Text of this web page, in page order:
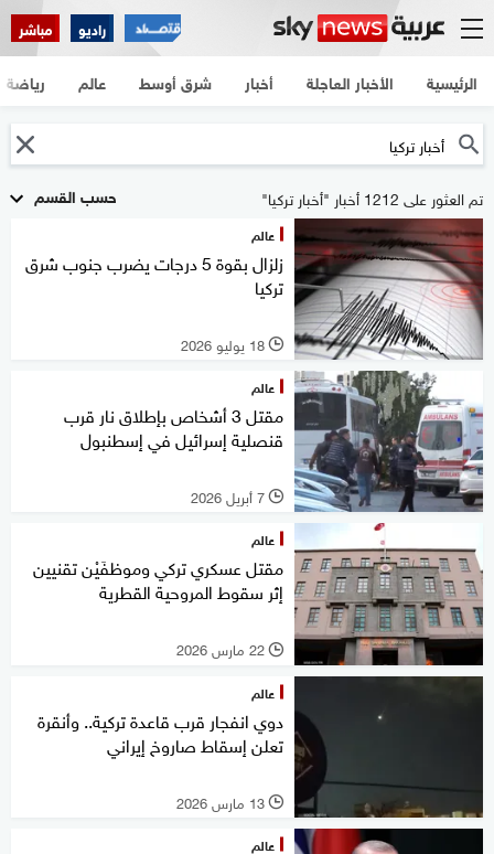
راديو مباشر
الرئيسية الأخبار العاجلة أخبار شرق أوسط عالم رياضة
حسب القسم تم العثور على 1212 أخبار "أخبار تركيا"
عالم
زلزال بقوة 5 درجات يضرب جنوب شرق
تركيا
l 18 يوليو 2026
عالم
مقتل 3 أشخاص بإطلاق نار قرب
قنصلية إسرائيل في إسطنبول
l 7 أبريل 2026
عالم
مقتل عسكري تركي وموظفَيْن تقنيين
إثر سقوط المروحية القطرية
l 22 مارس 2026
عالم
دوي انفجار قرب قاعدة تركية.. وأنقرة
تعلن إسقاط صاروخ إيراني
l 13 مارس 2026
عالم